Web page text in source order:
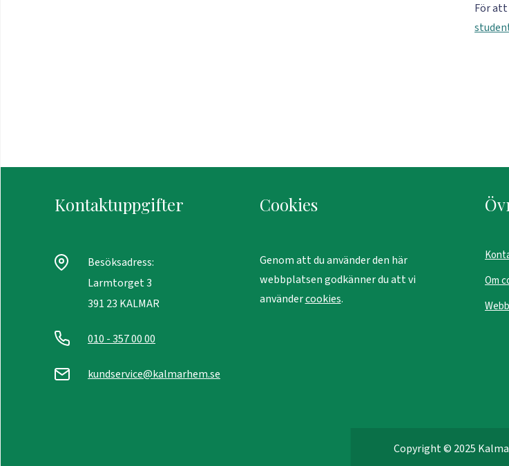
För att
Kontaktuppgifter
Besöksadress:
Larmtorget 3
391 23 KALMAR
010 - 357 00 00
kundservice@kalmarhem.se
Cookies
Genom att du använder den här
webbplatsen godkänner du att vi
användercookies.
Om
Copyright © 2025